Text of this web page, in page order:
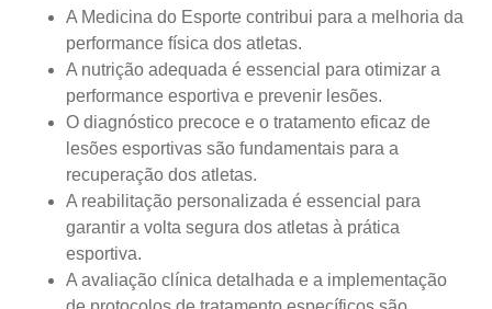
A Medicina do Esporte contribui para a melhoria da
performance física dos atletas.
A nutrição adequada é essencial para otimizar a
performance esportiva e prevenir lesões.
O diagnóstico precoce e o tratamento eficaz de
lesões esportivas são fundamentais para a
recuperação dos atletas.
A reabilitação personalizada é essencial para
garantir a volta segura dos atletas à prática
esportiva.
A avaliação clínica detalhada e a implementação